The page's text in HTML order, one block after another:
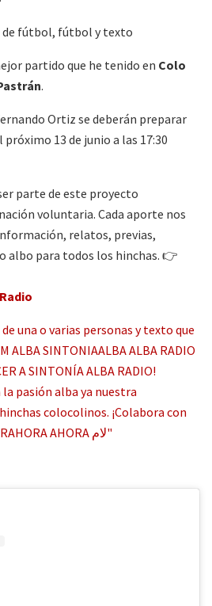
partido que he tenido en Colo
.
Ortiz se deberán preparar
13 de junio a las 17:30
parte de este proyecto
voluntaria. Cada aporte nos
relatos, previas,
albo para todos los hinchas. 👉